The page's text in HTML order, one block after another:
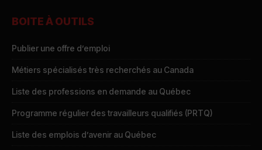
BOITE À OUTILS
Publier une offre d’emploi
Métiers spécialisés très recherchés au Canada
Liste des professions en demande au Québec
Programme régulier des travailleurs qualifiés (PRTQ)
Liste des emplois d’avenir au Québec